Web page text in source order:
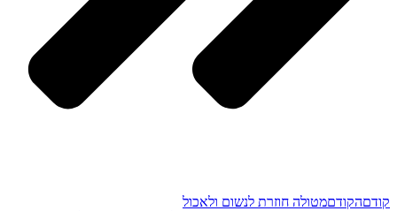
קודםהקודםמטולה חוזרת לנשום ולאכול